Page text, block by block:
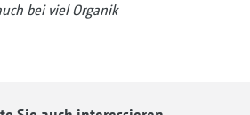
bei viel Organik